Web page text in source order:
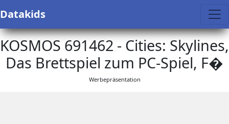
Datakids
KOSMOS 691462 - Cities: Skylines,
Das Brettspiel zum PC-Spiel, F�
Werbepräsentation